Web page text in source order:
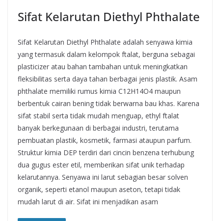
Sifat Kelarutan Diethyl Phthalate
Sifat Kelarutan Diethyl Phthalate adalah senyawa kimia
yang termasuk dalam kelompok ftalat, berguna sebagai
plasticizer atau bahan tambahan untuk meningkatkan
fleksibilitas serta daya tahan berbagai jenis plastik. Asam
phthalate memiliki rumus kimia C12H14O4 maupun
berbentuk cairan bening tidak berwarna bau khas. Karena
sifat stabil serta tidak mudah menguap, ethyl ftalat
banyak berkegunaan di berbagai industri, terutama
pembuatan plastik, kosmetik, farmasi ataupun parfum.
Struktur kimia DEP terdiri dari cincin benzena terhubung
dua gugus ester etil, memberikan sifat unik terhadap
kelarutannya. Senyawa ini larut sebagian besar solven
organik, seperti etanol maupun aseton, tetapi tidak
mudah larut di air. Sifat ini menjadikan asam